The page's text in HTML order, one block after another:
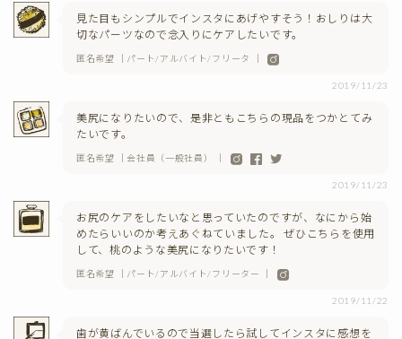
見た目もシンプルでインスタにあげやすそう！おしりは大
切なパーツなので念入りにケアしたいです。
匿名希望 ｜パート/アルバイト/フリータ ｜
2019/11/23
美尻になりたいので、是非ともこちらの現品をつかとてみ
たいです。
匿名希望 ｜会社員（一般社員） ｜
2019/11/23
お尻のケアをしたいなと思っていたのですが、なにから始
めたらいいのか考えあぐねていました。 ぜひこちらを使用
して、桃のような美尻になりたいです！
匿名希望 ｜パート/アルバイト/フリーター ｜
2019/11/22
歯が黄ばんでいるので当選したら試してインスタに感想を